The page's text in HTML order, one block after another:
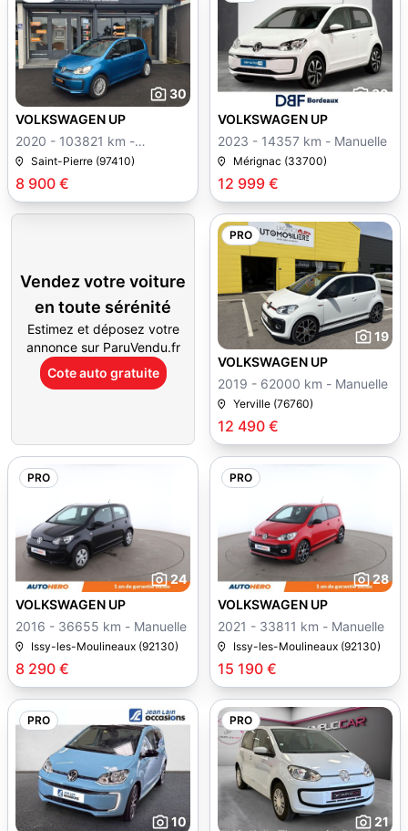
30
8 900 €
VOLKSWAGEN UP
2020 - 103821 km -
Manuelle
Saint-Pierre (97410)
30
12 999 €
VOLKSWAGEN UP
2023 - 14357 km - Manuelle
Mérignac (33700)
Vendez votre voiture
en toute sérénité
Estimez et déposez votre
annonce sur ParuVendu.fr
Cote auto gratuite
PRO
19
12 490 €
VOLKSWAGEN UP
2019 - 62000 km - Manuelle
Yerville (76760)
PRO
24
8 290 €
VOLKSWAGEN UP
2016 - 36655 km - Manuelle
Issy-les-Moulineaux (92130)
PRO
28
15 190 €
VOLKSWAGEN UP
2021 - 33811 km - Manuelle
Issy-les-Moulineaux (92130)
PRO
10
PRO
21